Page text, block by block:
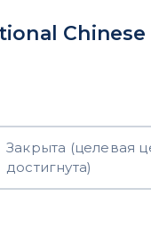
Закрыта (целевая
достигнута)